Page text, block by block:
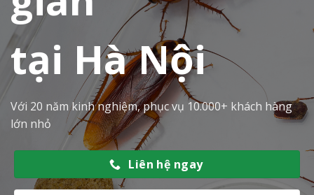
tại Hà Nội
Với 20 năm kinh nghiệm, phục vụ 10.000+ khách hàng
lớn nhỏ
Liên hệ ngay